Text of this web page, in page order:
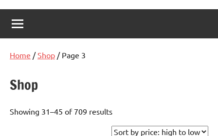
బుక్
Home /Shop / Page 3
Shop
Showing 31–45 of 709 results